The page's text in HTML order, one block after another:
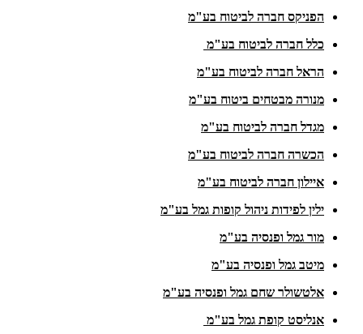
הפניקס חברה לביטוח בע"מ
כלל חברה לביטוח בע"מ
הראל חברה לביטוח בע"מ
מנורה מבטחים ביטוח בע"מ
מגדל חברה לביטוח בע"מ
הכשרה חברה לביטוח בע"מ
איילון חברה לביטוח בע"מ
ילין לפידות ניהול קופות גמל בע"מ
מור גמל ופנסיה בע"מ
מיטב גמל ופנסיה בע"מ
אלטשולר שחם גמל ופנסיה בע"מ
אנליסט קופת גמל בע"מ